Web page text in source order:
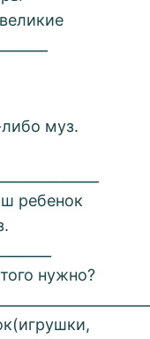
муз.
ребенок
нужно?